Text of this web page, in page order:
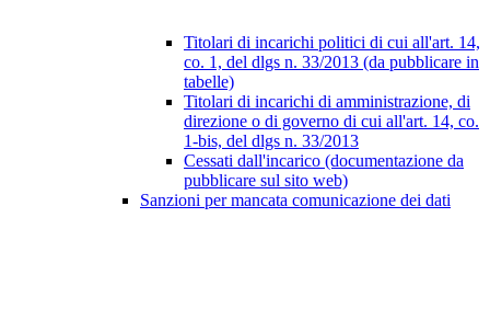
Titolari di incarichi politici di cui all'art. 14,
co. 1, del dlgs n. 33/2013 (da pubblicare in
tabelle)
Titolari di incarichi di amministrazione, di
direzione o di governo di cui all'art. 14, co.
1-bis, del dlgs n. 33/2013
Cessati dall'incarico (documentazione da
pubblicare sul sito web)
Sanzioni per mancata comunicazione dei dati